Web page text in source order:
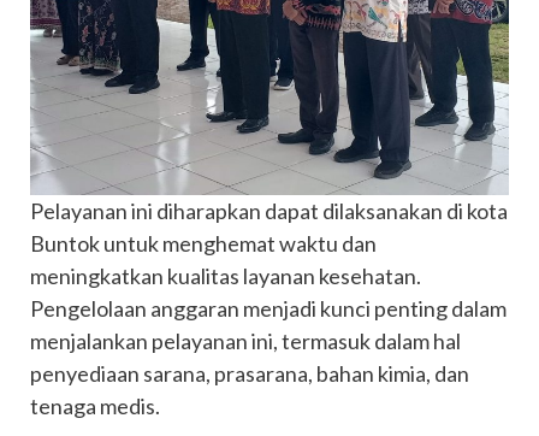
Pelayanan ini diharapkan dapat dilaksanakan di kota
Buntok untuk menghemat waktu dan
meningkatkan kualitas layanan kesehatan.
Pengelolaan anggaran menjadi kunci penting dalam
menjalankan pelayanan ini, termasuk dalam hal
penyediaan sarana, prasarana, bahan kimia, dan
tenaga medis.